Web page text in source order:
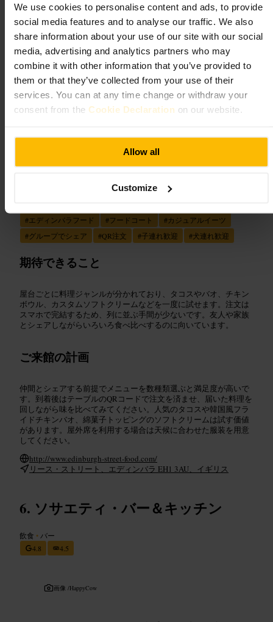
We use cookies to personalise content and ads, to provide
social media features and to analyse our traffic. We also
share information about your use of our site with our social
media, advertising and analytics partners who may
combine it with other information that you’ve provided to
them or that they’ve collected from your use of their
services. You can at any time change or withdraw your
consent from the Cookie Declaration on our website.
Allow all
Customize
エディンバラ・ストリートフード
飲食• フードコート
4.5
4.2
画像 / The Edinburgh Reporter
#エディンバラフード #フードコート #カジュアルイーツ
#グループでシェア #QR注文 #子連れ歓迎 #犬連れ歓迎
期待できること
屋台ごとに料理ジャンルが分かれており、タコスやバオ、チキン
ボウル、カスタムソフトクリームなどを一度に試せます。注文は
スマホで完結するため、列に並ぶ手間が少ないです。友人や家族
とシェアしながらいろいろ食べ比べするのに向いています。
ご来館の計画
仲間とシェアする前提でメニューを数種類選ぶと満足度が高いで
す。到着後はテーブルのQRコードで注文を済ませ、届いた料理を
回しながら味を比べてみてください。人気のタコスや韓国風フラ
イドチキンバオ、綿菓子トッピングのソフトクリームは試す価値
があります。屋外席を利用する場合は天候に合わせた服装を用意
してください。
http://www.edinburgh-street-food.com/
リース・ストリート、エディンバラ EH1 3AU、イギリス
ソサエティ・バー＆キッチン
飲食 • バー
4.8
4.5
画像 /HappyCow